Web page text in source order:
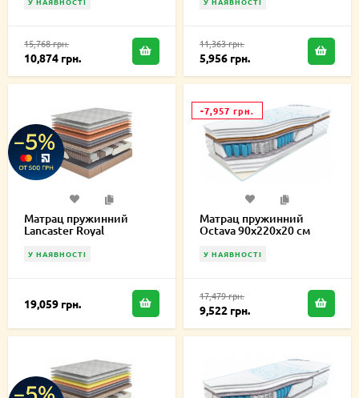
15,768 грн.
10,874 грн.
11,363 грн.
5,956 грн.
Матрац пружинний
Lancaster Royal
У НАЯВНОСТІ
19,059 грн.
-7,957 грн.
Матрац пружинний
Octava 90х220х20 см
У НАЯВНОСТІ
17,479 грн.
9,522 грн.